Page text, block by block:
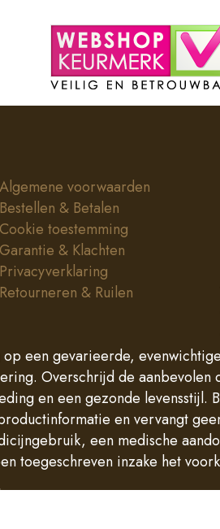
Algemene voorwaarden
Bestellen & Betalen
Cookie toestemming
Garantie & Klachten
Privacyverklaring
Retourneren & Ruilen
een gevarieerde,
Overschrijd de
en een gezonde
en vervangt
een medische
toegeschreven inzake het